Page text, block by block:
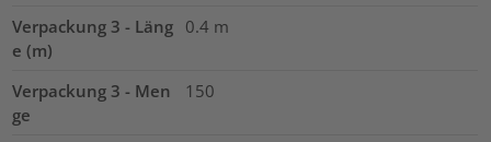
Verpackung 3 - Läng
e (m)
0.4 m
Verpackung 3 - Men
ge
150